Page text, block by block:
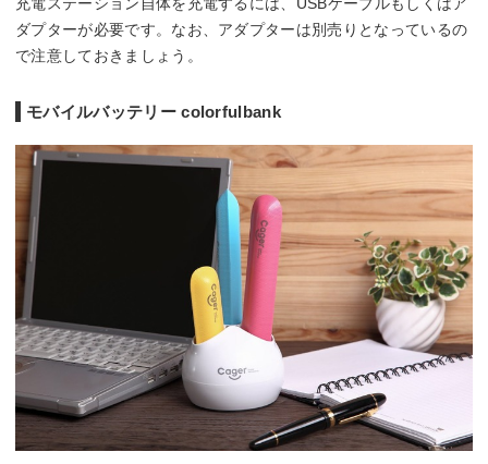
ダプターが必要です。なお、アダプターは別売りとなっているの
で注意しておきましょう。
モバイルバッテリー colorfulbank